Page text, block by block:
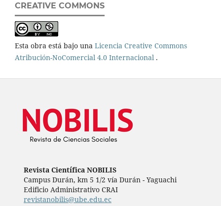
CREATIVE COMMONS
Esta obra está bajo una Licencia Creative Commons
Atribución-NoComercial 4.0 Internacional .
Revista Científica NOBILIS
Campus Durán, km 5 1/2 vía Durán - Yaguachi
Edificio Administrativo CRAI
revistanobilis@ube.edu.ec